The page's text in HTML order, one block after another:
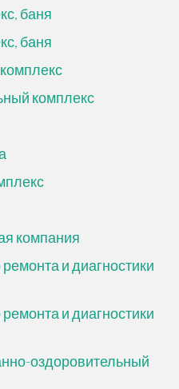
баня
баня
комплекс
компания
и диагностики
и диагностики
оздоровительный